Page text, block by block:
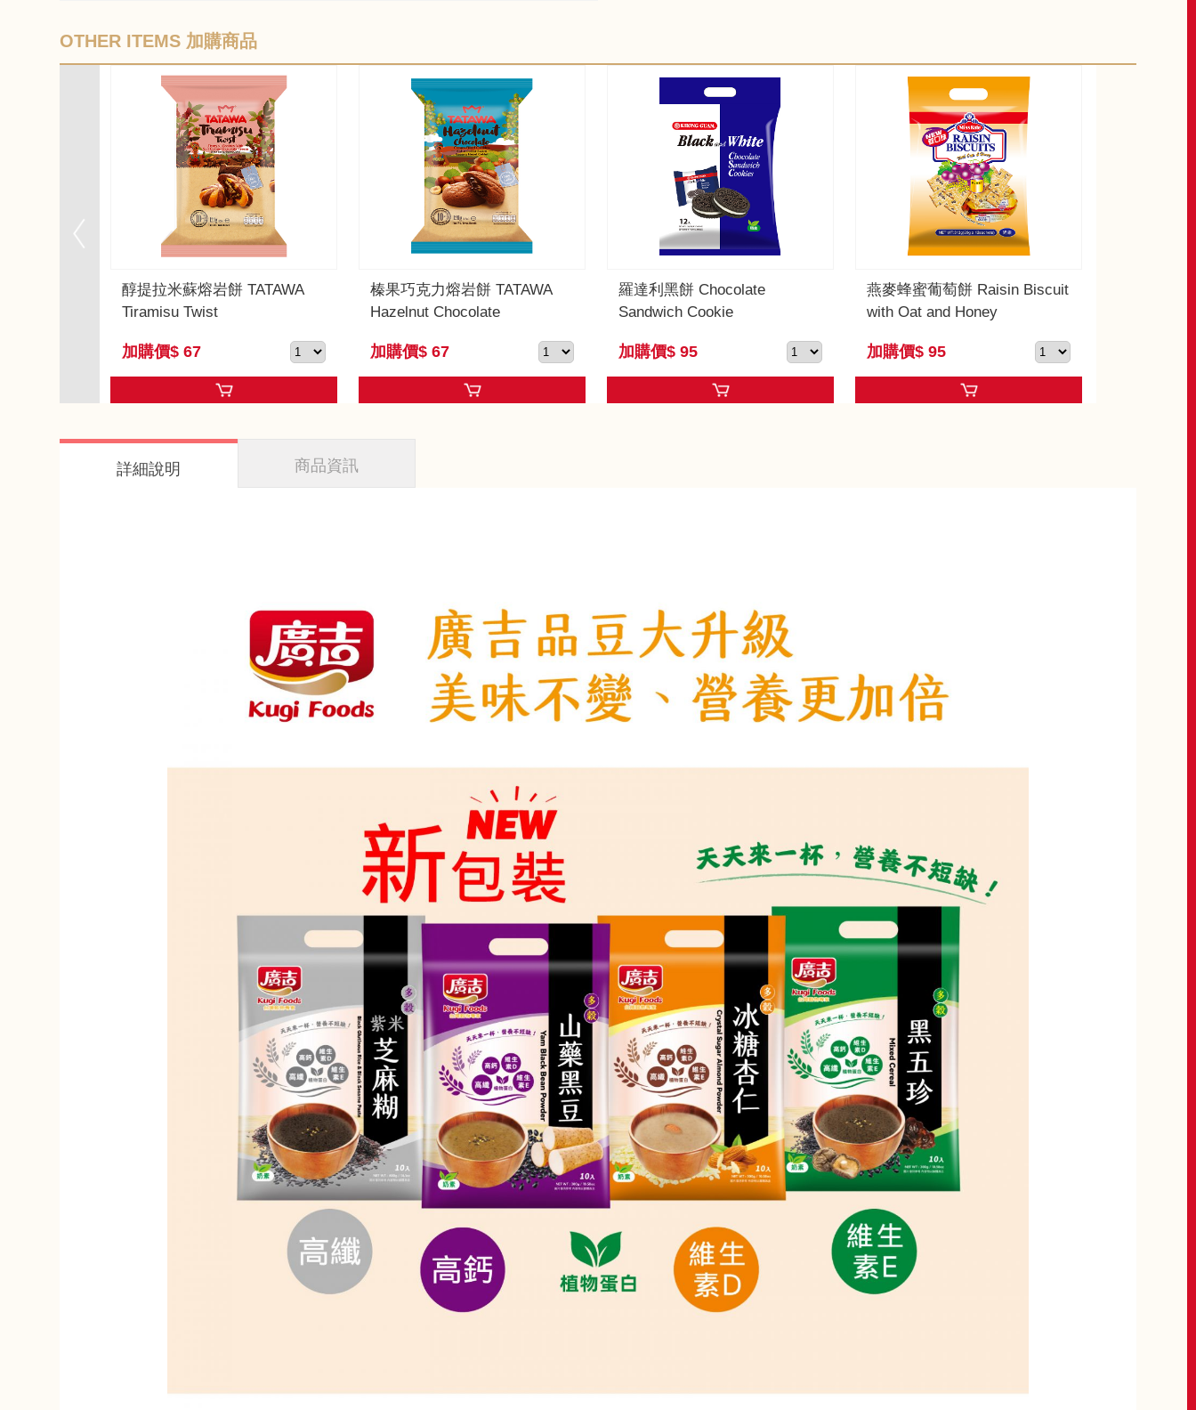
OTHER ITEMS 加購商品
醇提拉米蘇熔岩餅 TATAWA
Tiramisu Twist
加購價$ 67
榛果巧克力熔岩餅 TATAWA
Hazelnut Chocolate
加購價$ 67
羅達利黑餅 Chocolate
Sandwich Cookie
加購價$ 95
燕麥蜂蜜葡萄餅 Raisin Biscuit
with Oat and Honey
加購價$ 95
原味葡萄餅 Raisin Biscuit
提拉米蘇點心捲600g Wafer
Rolls Tiramisu
加購價$ 129
香草牛奶點心捲600g Wafer
Rolls Vanilla Milk
加購價$ 129 加購價$ 129
詳細說明 商品資訊